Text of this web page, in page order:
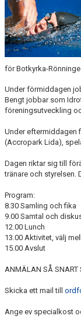
BILDGALLERI
DOKUMENT
för Botkyrka-
Under förmiddagen
Bengt jobbar som
föreningsutveckling
Under eftermiddagen
(Accropark Lida),
Dagen riktar sig till
tränare och styrelsen.
Program:
8.30 Samling och fika
9.00 Samtal och
12.00 Lunch
13.00 Aktivitet, välj
15.00 Avslut
ANMÄLAN SÅ SNART
Skicka ett mail till
Ange ev specialkost